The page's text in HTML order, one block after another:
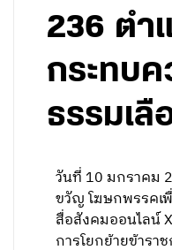
236 ตำ
กระทบค
ธรรมเลื
วันที่ 10 มกราคม
ขวัญ โฆษกพรรคเ
สื่อสังคมออนไลน์
การโยกย้ายข้ารา